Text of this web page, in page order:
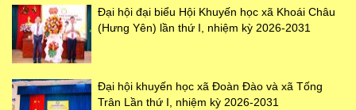
Đại hội đại biểu Hội Khuyến học xã Khoái Châu
(Hưng Yên) lần thứ I, nhiệm kỳ 2026-2031
Đại hội khuyến học xã Đoàn Đào và xã Tống
Trân Lần thứ I, nhiệm kỳ 2026-2031